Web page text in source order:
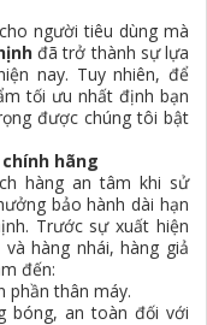
người tiêu dùng mà
đã trở thành sự lựa
nay. Tuy nhiên, để
tối ưu nhất định bạn
được chúng tôi bật
hãng
hàng an tâm khi sử
bảo hành dài hạn
Trước sự xuất hiện
hàng nhái, hàng giả
đến:
phần thân máy.
bóng, an toàn đối với